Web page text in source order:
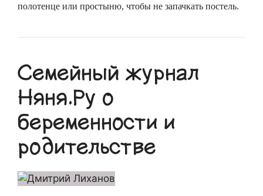
полотенце или простыню, чтобы не запачкать постель.
Семейный журнал
Няня.Ру о
беременности и
родительстве